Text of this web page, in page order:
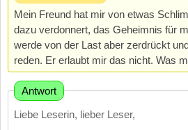
Mein Freund hat mir von etwas
dazu verdonnert, das Geheimnis für
werde von der Last aber zerdrückt
reden. Er erlaubt mir das nicht. Was
Antwort
Liebe Leserin, lieber Leser,